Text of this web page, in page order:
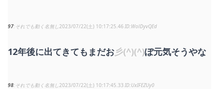
97 それでも動く名無し2023/07/22(土) 10:17:25.46 WolDyvQEd
12年後に出てきてもまだお彡(^)(^)ぽ元気そうやな
98 それでも動く名無し2023/07/22(土) 10:17:45.33 UxIFEZUy0